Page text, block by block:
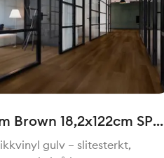
Brown 18,2x122cm SPC
gulv – slitesterkt,